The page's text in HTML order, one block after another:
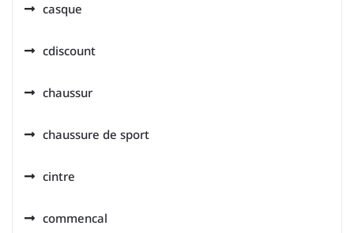
casque
cdiscount
chaussur
chaussure de sport
cintre
commencal